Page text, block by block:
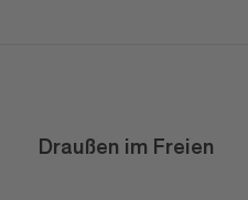
Draußen im Freien